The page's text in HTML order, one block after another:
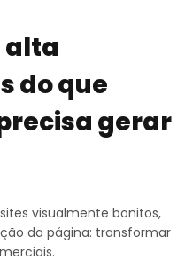
alta
do que
gerar
visualmente bonitos,
da página: transformar